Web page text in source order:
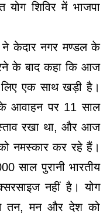
शिविर में भाजपा
ने केदार नगर मण्डल के
के बाद कहा कि आज
लिए एक साथ खड़ी है।
के आवाहन पर 11 साल
रखा था, और आज
नमस्कार कर रहे हैं।
साल पुरानी भारतीय
नहीं है। योग
तन, मन और देश को